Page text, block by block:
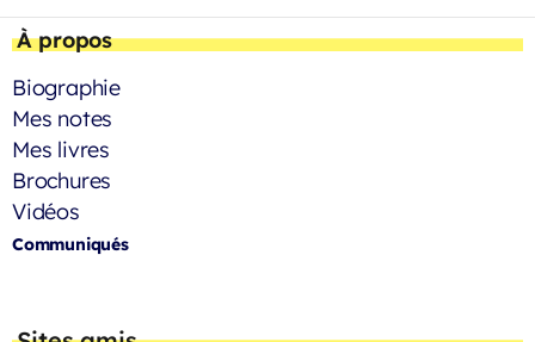
À propos
Biographie
Mes notes
Mes livres
Brochures
Vidéos
Communiqués